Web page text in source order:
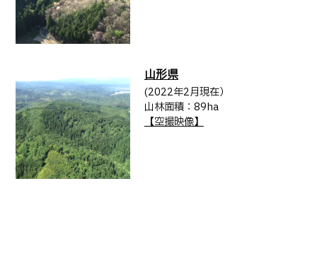
山形県
(2022年2月現在）
山林面積：89ha
【空撮映像】